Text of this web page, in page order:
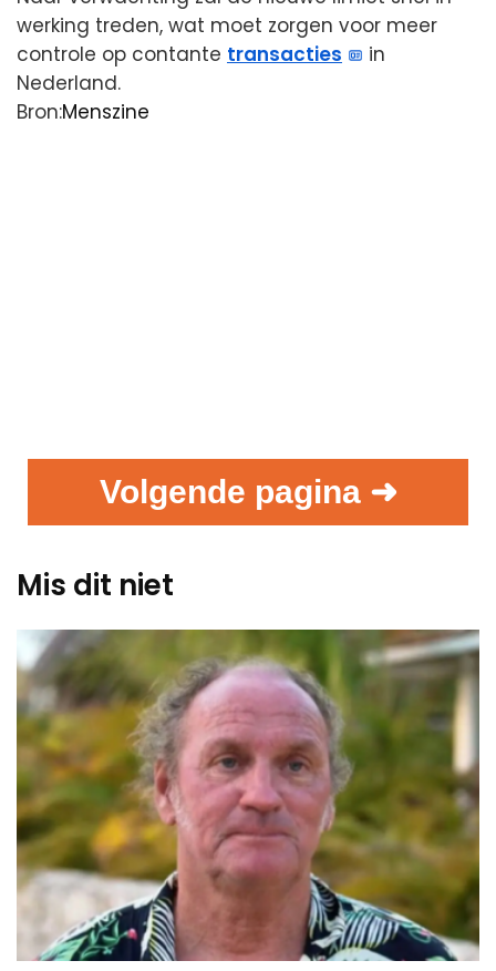
werking treden, wat moet zorgen voor meer
controle op contante transacties
in
Nederland.
Bron:Menszine
Volgende pagina ➜
Mis dit niet